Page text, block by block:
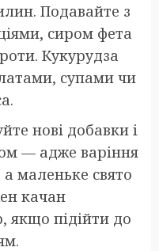
Подавайте з
сиром фета
Кукурудза
супами чи
нові добавки і
— адже варіння
маленьке свято
качан
якщо підійти до